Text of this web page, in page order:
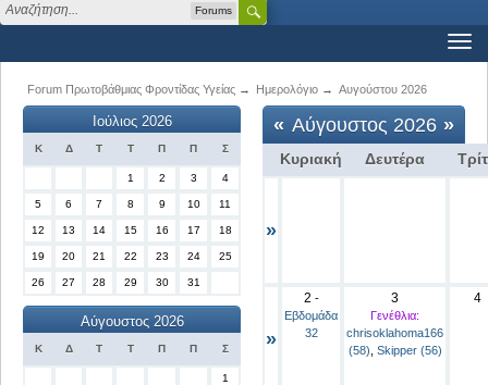
Forums
Forum Πρωτοβάθμιας Φροντίδας Υγείας→ Ημερολόγιο → Αυγούστου 2026
Ιούλιος 2026
Κ Δ Τ Τ Π Π Σ
1 2 3 4
5 6 7 8 9 10 11
12 13 14 15 16 17 18
19 20 21 22 23 24 25
26 27 28 29 30 31
Αύγουστος 2026
Κ Δ Τ Τ Π Π Σ
1
« »
Αύγουστος 2026
Κυριακή Δευτέρα
»
»
2 -
Εβδομάδα
32
3
Γενέθλια:
chrisoklahoma166
(58) Skipper (56)
4